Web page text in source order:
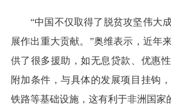
“中国不仅取得了脱贫攻坚伟大
展作出重大贡献。”奥维表示，近年
供了很多援助，如无息贷款、优惠
附加条件，与具体的发展项目挂钩
铁路等基础设施，这有利于非洲国家